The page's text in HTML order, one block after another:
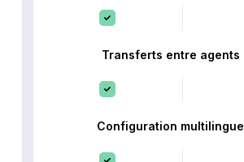
Transferts entre agents
Configuration multilingue